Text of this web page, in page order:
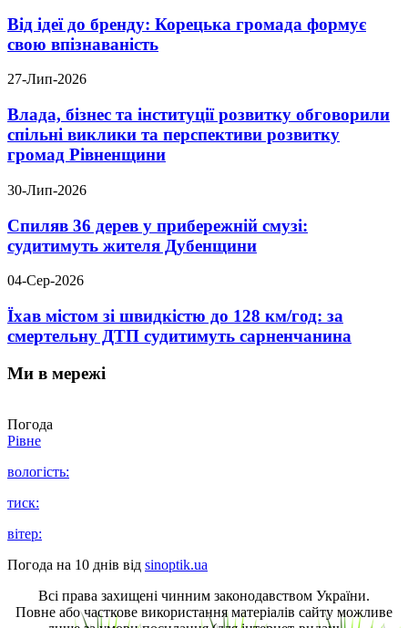
Від ідеї до бренду: Корецька громада формує
свою впізнаваність
27-Лип-2026
Влада, бізнес та інституції розвитку обговорили
спільні виклики та перспективи розвитку
громад Рівненщини
30-Лип-2026
Спиляв 36 дерев у прибережній смузі:
судитимуть жителя Дубенщини
04-Сер-2026
Їхав містом зі швидкістю до 128 км/год: за
смертельну ДТП судитимуть сарненчанина
Ми в мережі
Погода
Рівне
вологість:
тиск:
вітер:
Погода на 10 днів від sinoptik.ua
Всі права захищені чинним законодавством України.
Повне або часткове використання матеріалів сайту можливе